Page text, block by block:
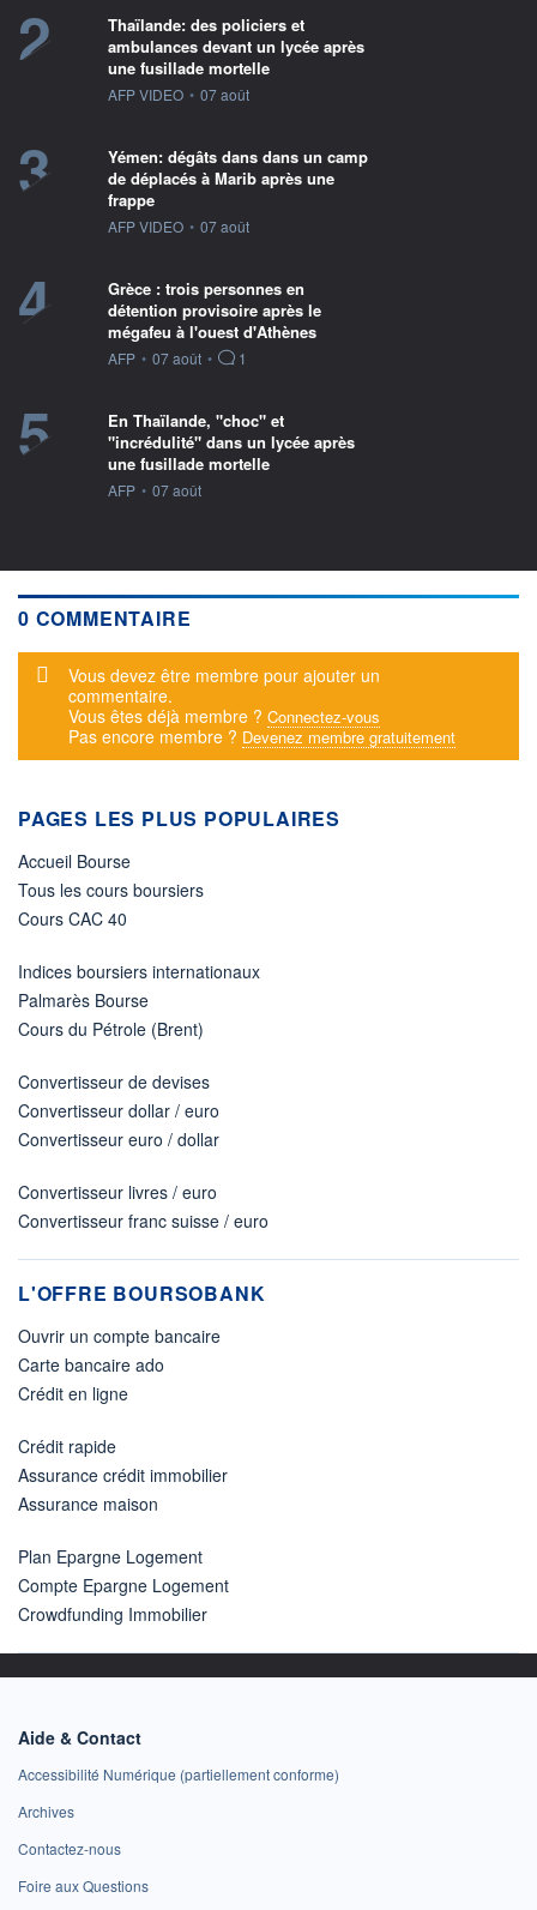
2
Thaïlande: des policiers et
ambulances devant un lycée après
une fusillade mortelle
information fournie par
AFP VIDEO • 07 août
3
Yémen: dégâts dans dans un camp
de déplacés à Marib après une
frappe
information fournie par
AFP VIDEO • 07 août
4
Grèce : trois personnes en
détention provisoire après le
mégafeu à l'ouest d'Athènes
information fournie par
AFP • 07 août • 1
5
En Thaïlande, "choc" et
"incrédulité" dans un lycée après
une fusillade mortelle
information fournie par
AFP • 07 août
0 COMMENTAIRE
Message d'alerte
Vous devez être membre pour ajouter un
commentaire.
Vous êtes déjà membre ? Connectez-vous
Pas encore membre ? Devenez membre gratuitement
PAGES LES PLUS POPULAIRES
Accueil Bourse
Tous les cours boursiers
Cours CAC 40
Indices boursiers internationaux
Palmarès Bourse
Cours du Pétrole (Brent)
Convertisseur de devises
Convertisseur dollar / euro
Convertisseur euro / dollar
Convertisseur livres / euro
Convertisseur franc suisse / euro
L'OFFRE BOURSOBANK
Ouvrir un compte bancaire
Carte bancaire ado
Crédit en ligne
Crédit rapide
Assurance crédit immobilier
Assurance maison
Plan Epargne Logement
Compte Epargne Logement
Crowdfunding Immobilier
Aide & Contact
Accessibilité Numérique (partiellement conforme)
Archives
Contactez-nous
Foire aux Questions